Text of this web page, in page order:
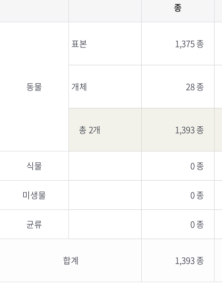
종
동물
표본 1,375 종
개체 28 종
총 2개 1,393 종
식물 0 종
미생물 0 종
균류 0 종
합계 1,393 종